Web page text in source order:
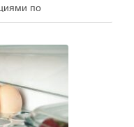
по
изданий,
и добавлять новые